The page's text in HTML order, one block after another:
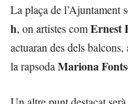
La plaça de l’Ajuntament
h, on artistes comErnest
actuaran des dels
la rapsoda Mariona